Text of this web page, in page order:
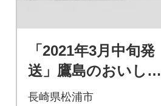
「2021年3月中旬発
送」鷹島のおいしか
タイ(約1.2kg)
長崎県松浦市